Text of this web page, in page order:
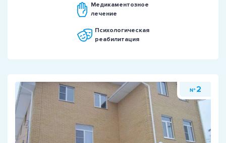
Медикаментозное
лечение
Психологическая
реабилитация
№ 2